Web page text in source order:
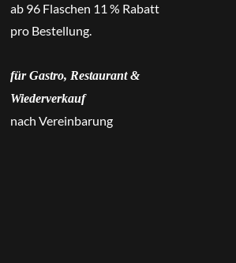
ab 96 Flaschen 11 % Rabatt
pro Bestellung.
für Gastro, Restaurant &
Wiederverkauf
nach Vereinbarung